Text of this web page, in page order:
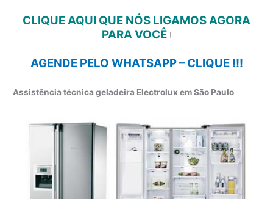
CLIQUE AQUI QUE NÓS LIGAMOS AGORA
PARA VOCÊ!
AGENDE PELO WHATSAPP – CLIQUE !!!
Assistência técnica geladeira Electrolux em São Paulo